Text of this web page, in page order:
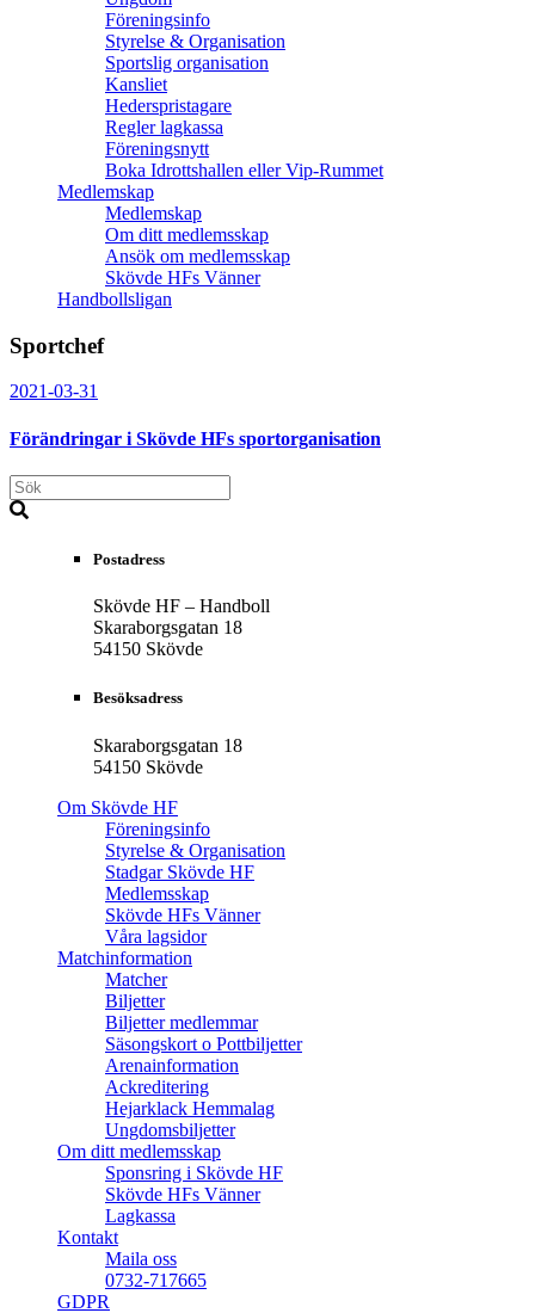
Föreningsinfo
Styrelse & Organisation
Sportslig organisation
Kansliet
Hederspristagare
Regler lagkassa
Föreningsnytt
Boka Idrottshallen eller Vip-Rummet
Medlemskap
Medlemskap
Om ditt medlemsskap
Ansök om medlemsskap
Skövde HFs Vänner
Handbollsligan
Sportchef
2021-03-31
Förändringar i Skövde HFs sportorganisation
Postadress
Skövde HF – Handboll
Skaraborgsgatan 18
54150 Skövde
Besöksadress
Skaraborgsgatan 18
54150 Skövde
Om Skövde HF
Föreningsinfo
Styrelse & Organisation
Stadgar Skövde HF
Medlemsskap
Skövde HFs Vänner
Våra lagsidor
Matchinformation
Matcher
Biljetter
Biljetter medlemmar
Säsongskort o Pottbiljetter
Arenainformation
Ackreditering
Hejarklack Hemmalag
Ungdomsbiljetter
Om ditt medlemsskap
Sponsring i Skövde HF
Skövde HFs Vänner
Lagkassa
Kontakt
Maila oss
0732-717665
GDPR